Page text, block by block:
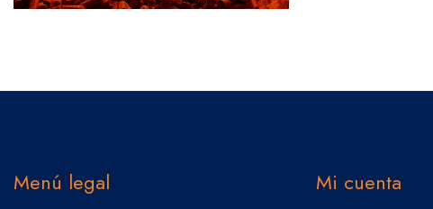
Menú legal Mi cuenta